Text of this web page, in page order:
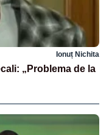
Ionuț Nichita
„Problema de la